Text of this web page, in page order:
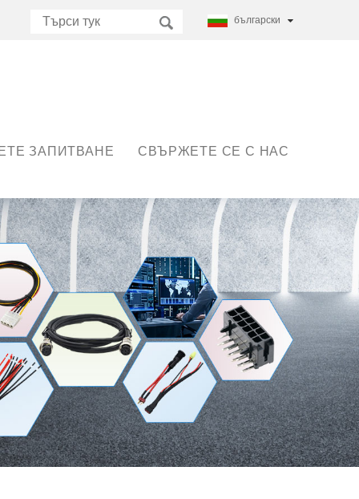
български
ЗАПИТВАНЕ СВЪРЖЕТЕ СЕ С НАС